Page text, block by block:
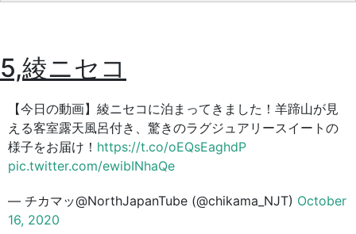
5,綾ニセコ
【今日の動画】綾ニセコに泊まってきました！羊蹄山が見
える客室露天風呂付き、驚きのラグジュアリースイートの
様子をお届け！ https://t.co/oEQsEaghdP
pic.twitter.com/ewibINhaQe
— チカマッ@NorthJapanTube (@chikama_NJT) October
16, 2020